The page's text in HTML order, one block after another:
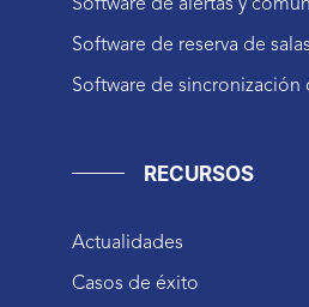
Software de alertas y
Software de reserva de salas
Software de sincronización
RECURSOS
Actualidades
Casos de éxito